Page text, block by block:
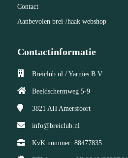
Contact
Aanbevolen brei-/haak webshop
Contactinformatie
Breiclub.nl / Yarnies B.V.
Beeldschermweg 5-9
3821 AH Amersfoort
info@breiclub.nl
KvK nummer: 88477835